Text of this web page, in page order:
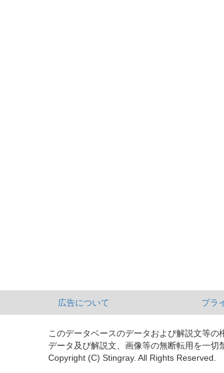
広告について プラ
このデータベースのデータおよび解説文等の
データ及び解説文、画像等の無断転用を一切
Copyright (C) Stingray. All Rights Reserved.